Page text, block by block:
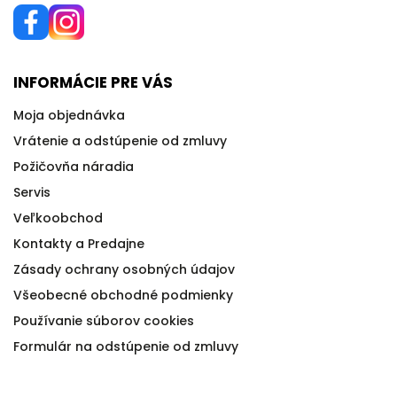
INFORMÁCIE PRE VÁS
Moja objednávka
Vrátenie a odstúpenie od zmluvy
Požičovňa náradia
Servis
Veľkoobchod
Kontakty a Predajne
Zásady ochrany osobných údajov
Všeobecné obchodné podmienky
Používanie súborov cookies
Formulár na odstúpenie od zmluvy